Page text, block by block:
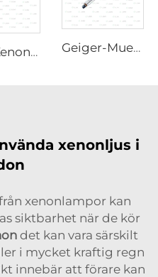
Laser Xenonlampa L2690-9×100×160 Geiger-Mueller M4011
xenonljus i
xenonlampor kan
siktbarhet när de kör
det kan vara särskilt
i mycket kraftig regn
innebär att förare kan